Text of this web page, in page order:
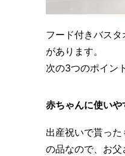
フード付きバス
があります。
次の3つのポイン
赤ちゃんに使い
出産祝いで貰っ
の品なので、お